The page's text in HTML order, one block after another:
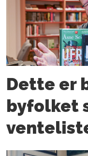
Dette er
byfolket